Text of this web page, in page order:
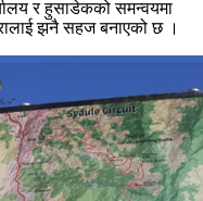
र हुसाडेकको समन्वयमा
झनै सहज बनाएको छ ।